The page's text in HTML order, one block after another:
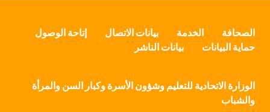
الصحافة الخدمة بيانات الاتصال
إتاحة الوصول
حماية البيانات
بيانات الناشر
الوزارة الاتحادية للتعليم وشؤون الأسرة وكبار السن والمرأة
والشباب